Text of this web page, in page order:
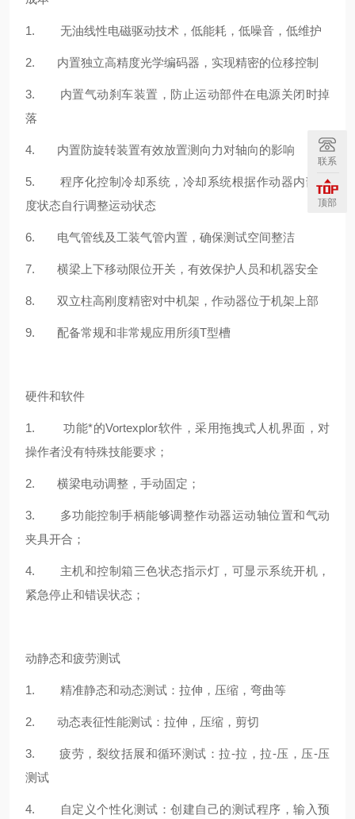
1. 无油线性电磁驱动技术，低能耗，低噪音，低维护
2. 内置独立高精度光学编码器，实现精密的位移控制
3. 内置气动刹车装置，防止运动部件在电源关闭时掉
落
4. 内置防旋转装置有效放置测向力对轴向的影响
5. 程序化控制冷却系统，冷却系统根据作动器内部温
度状态自行调整运动状态
6. 电气管线及工装气管内置，确保测试空间整洁
7. 横梁上下移动限位开关，有效保护人员和机器安全
8. 双立柱高刚度精密对中机架，作动器位于机架上部
9. 配备常规和非常规应用所须T型槽
硬件和软件
1. 功能*的Vortexplor软件，采用拖拽式人机界面，对
操作者没有特殊技能要求；
2. 横梁电动调整，手动固定；
3. 多功能控制手柄能够调整作动器运动轴位置和气动
夹具开合；
4. 主机和控制箱三色状态指示灯，可显示系统开机，
紧急停止和错误状态；
动静态和疲劳测试
1. 精准静态和动态测试：拉伸，压缩，弯曲等
2. 动态表征性能测试：拉伸，压缩，剪切
3. 疲劳，裂纹括展和循环测试：拉-拉，拉-压，压-压
测试
4. 自定义个性化测试：创建自己的测试程序，输入预
联系
顶部